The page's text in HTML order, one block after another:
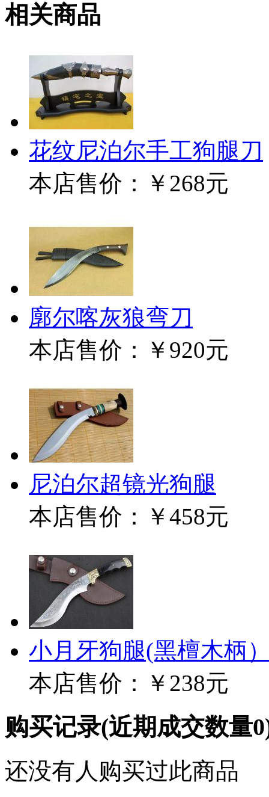
相关商品
花纹尼泊尔手工狗腿刀
本店售价：
￥268元
廓尔喀灰狼弯刀
本店售价：
￥920元
尼泊尔超镜光狗腿
本店售价：
￥458元
小月牙狗腿(黑檀木柄
本店售价：
￥238元
购买记录(近期成交数量0
还没有人购买过此商品